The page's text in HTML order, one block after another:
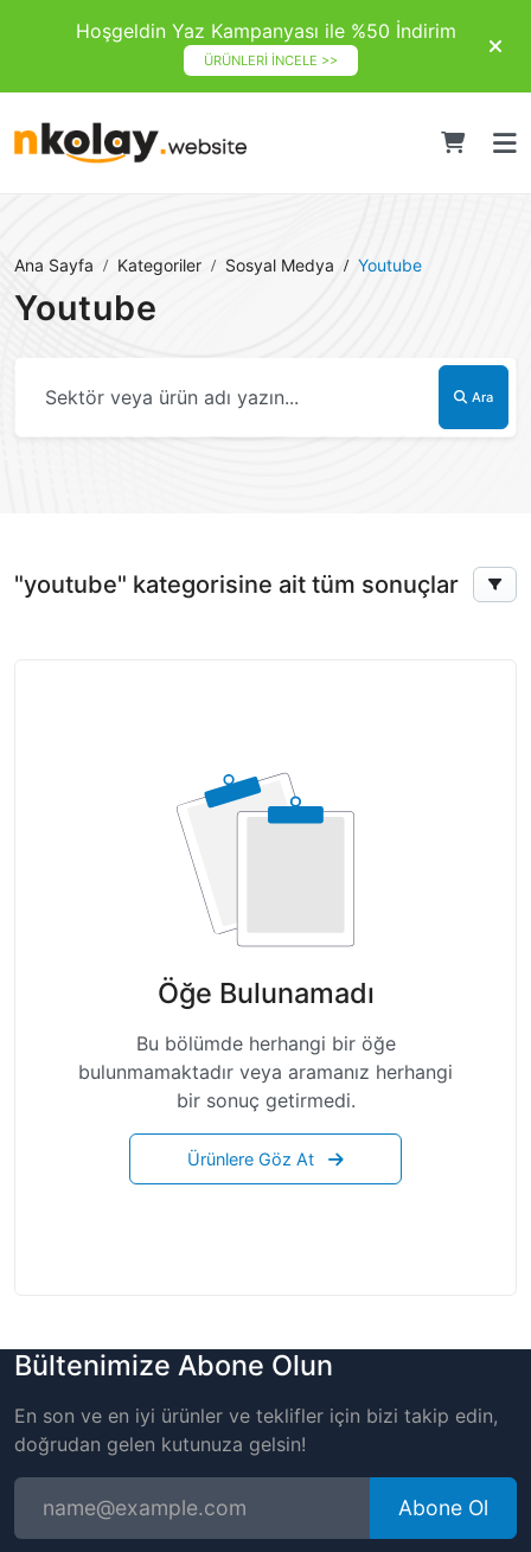
Hoşgeldin Yaz Kampanyası ile %50 İndirim
ÜRÜNLERİ İNCELE >>
Ana Sayfa Kategoriler Sosyal Medya Youtube
Youtube
Ara
"youtube" kategorisine ait tüm sonuçlar
Öğe Bulunamadı
Bu bölümde herhangi bir öğe
bulunmamaktadır veya aramanız herhangi
bir sonuç getirmedi.
Ürünlere Göz At
Bültenimize Abone Olun
En son ve en iyi ürünler ve teklifler için bizi takip edin,
doğrudan gelen kutunuza gelsin!
Abone Ol